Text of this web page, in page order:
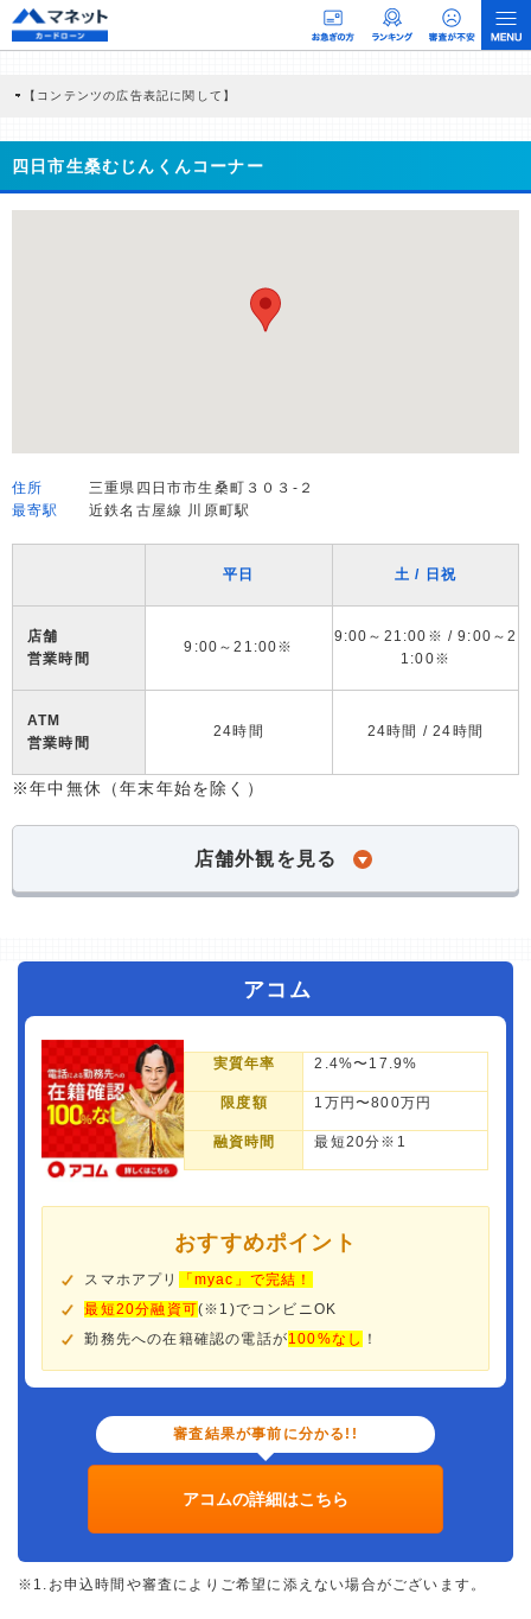
【コンテンツの広告表記に関して】
商品を根拠なくPRするものではなく、当編集部の調査／ユーザーへの口コミ収集な
どに基づき、公平性を担保した情報提供を行っています。
>提携企業一覧
四日市生桑むじんくんコーナー
住所
三重県四日市市生桑町３０３-２
最寄駅
近鉄名古屋線 川原町駅
平日 土 / 日祝
店舗
営業時間
9:00～21:00※
9:00～21:00※ / 9:00～2
1:00※
ATM
営業時間
24時間 24時間 / 24時間
※年中無休（年末年始を除く）
店舗外観を見る
アコム
実質年率 2.4%〜17.9%
限度額 1万円〜800万円
融資時間 最短20分※1
おすすめポイント
スマホアプリ
「myac」で完結！
最短20分融資可(※1)でコンビニOK
勤務先への在籍確認の電話が100%なし ！
審査結果が事前に分かる!!
アコムの詳細はこちら
※1.お申込時間や審査によりご希望に添えない場合がございます。